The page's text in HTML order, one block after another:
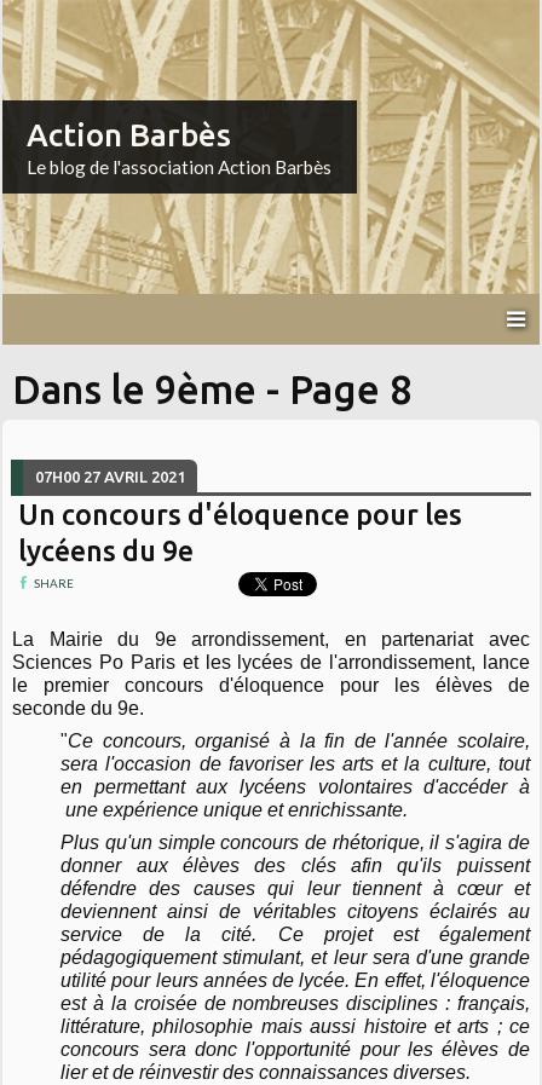
Action Barbès
Le blog de l'association Action Barbès
Dans le 9ème - Page 8
07H00 27 AVRIL 2021
Un concours d'éloquence pour les
lycéens du 9e
SHARE
La Mairie du 9e arrondissement, en partenariat avec
Sciences Po Paris et les lycées de l'arrondissement, lance
le premier concours d'éloquence pour les élèves de
seconde du 9e.
"Ce concours, organisé à la fin de l'année scolaire,
sera l'occasion de favoriser les arts et la culture, tout
en permettant aux lycéens volontaires d'accéder à
une expérience unique et enrichissante.
Plus qu'un simple concours de rhétorique, il s'agira de
donner aux élèves des clés afin qu'ils puissent
défendre des causes qui leur tiennent à cœur et
deviennent ainsi de véritables citoyens éclairés au
service de la cité. Ce projet est également
pédagogiquement stimulant, et leur sera d'une grande
utilité pour leurs années de lycée. En effet, l'éloquence
est à la croisée de nombreuses disciplines : français,
littérature, philosophie mais aussi histoire et arts ; ce
concours sera donc l'opportunité pour les élèves de
lier et de réinvestir des connaissances diverses.